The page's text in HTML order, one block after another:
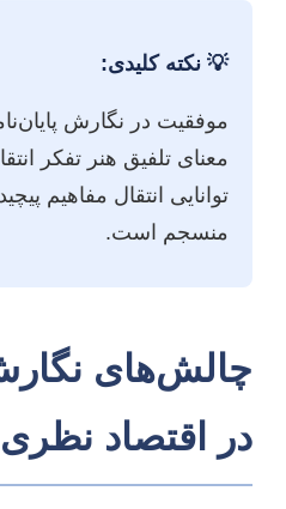
💡 نکته کلیدی:
موفقیت در نگارش
معنای تلفیق هنر تفکر
توانایی انتقال مفاهیم
منسجم است.
چالش‌های
در اقتصاد نظری